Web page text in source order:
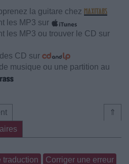
la guitare chez
les MP3 sur
les MP3 ou trouver le CD sur
CD sur
musique ou une partition au
⇑
traduction Corriger une erreur